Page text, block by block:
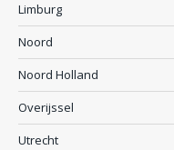
Limburg
Noord
Noord Holland
Overijssel
Utrecht